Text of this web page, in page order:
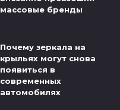
массовые бренды
Почему зеркала на
крыльях могут снова
появиться в
современных
автомобилях